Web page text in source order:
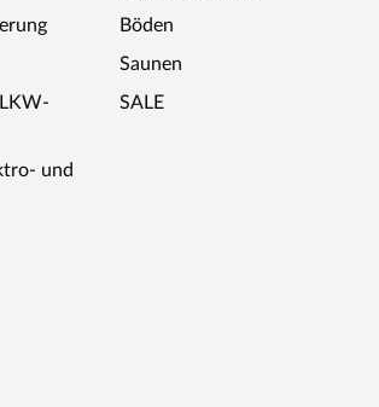
und
Böden
Saunen
SALE